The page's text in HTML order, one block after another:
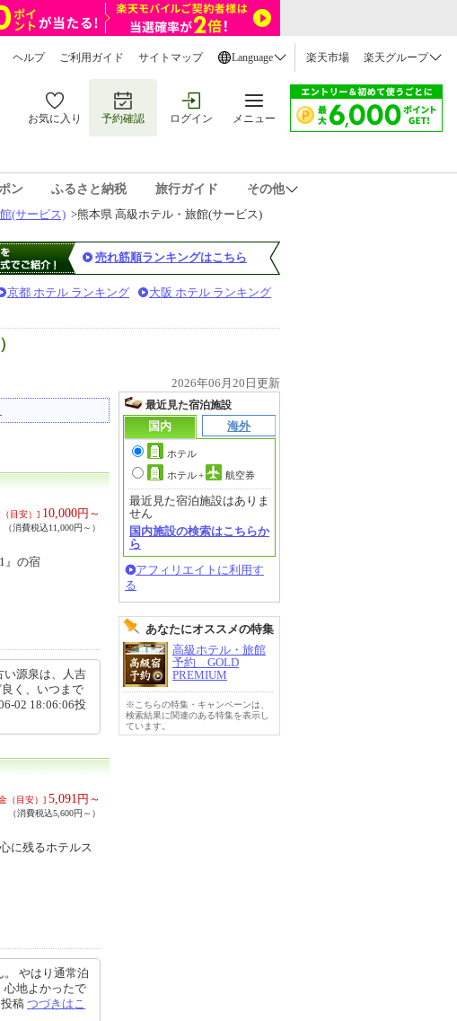
ヘルプ ご利用ガイド サイトマップ Language 楽天市場 楽天グループ
お気に入り 予約確認 ログイン メニュー
ン ふるさと納税 旅行ガイド
その他
(サービス) >熊本県 高級ホテル・旅館(サービス)
売れ筋順ランキングはこちら
京都 ホテル ランキング 大阪 ホテル ランキング
2026年06月20日更新
目安）] 10,000円～
（消費税込11,000円～）
』の宿
い源泉は、人吉
く、いつまで
02 18:06:06投
（目安）] 5,091 円～
（消費税込5,600円～）
に残るホテルス
やはり通常泊
心地よかったで
稿 つづきはこ
最近見た宿泊施設
国内
海外
ホテル
ホテル+ 航空券
最近見た宿泊施設はありま
せん
国内施設の検索はこちらか
ら
アフィリエイトに利用す
る
あなたにオススメの特集
高級ホテル・旅館
予約 GOLD
PREMIUM
※こちらの特集・キャンペーンは、
検索結果に関連のある特集を表示し
ています。